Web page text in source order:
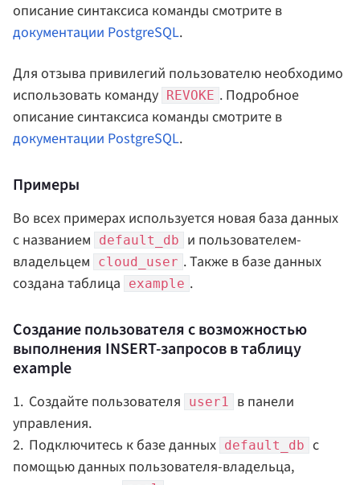
описание синтаксиса команды смотрите в
документации PostgreSQL.
Для отзыва привилегий пользователю необходимо
использовать команду REVOKE . Подробное
описание синтаксиса команды смотрите в
документации PostgreSQL.
Примеры
Во всех примерах используется новая база данных
с названием
default_db
и пользователем-
владельцем
cloud_user . Также в базе данных
создана таблица
example .
Создание пользователя с возможностью
выполнения INSERT-запросов в таблицу
example
Создайте пользователя user1
в панели
управления.
Подключитесь к базе данных default_db с
помощью данных пользователя-владельца,